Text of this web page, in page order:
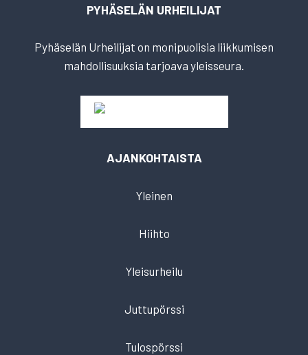
PYHÄSELÄN URHEILIJAT
Pyhäselän Urheilijat on monipuolisia liikkumisen
mahdollisuuksia tarjoava yleisseura.
AJANKOHTAISTA
Yleinen
Hiihto
Yleisurheilu
Juttupörssi
Tulospörssi